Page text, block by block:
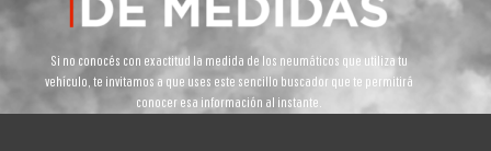
Si no conocés con exactitud la medida de los neumáticos que utiliza tu
vehículo, te invitamos a que uses este sencillo buscador que te permitirá
conocer esa información al instante.